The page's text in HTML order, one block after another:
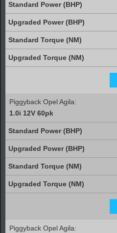
Piggyback Opel Agila:
1.0i 12V 60pk
Piggyback Opel Agila: